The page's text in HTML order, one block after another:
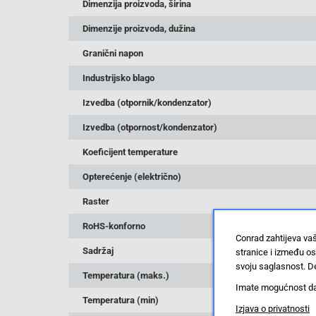
Dimenzija proizvoda, širina
Dimenzije proizvoda, dužina
Granični napon
Industrijsko blago
Izvedba (otpornik/kondenzator)
Izvedba (otpornost/kondenzator)
Koeficijent temperature
Opterećenje (električno)
Raster
RoHS-konforno
Sadržaj
Temperatura (maks.)
Temperatura (min)
Conrad zahtijeva
stranice i između
svoju saglasnost.
Imate mogućnost
Izjava o privatnosti